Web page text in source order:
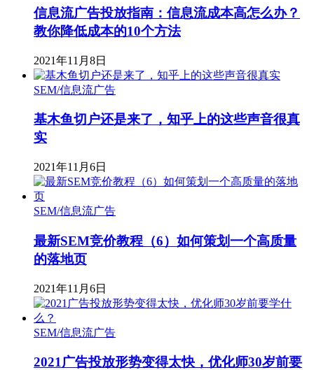
信息流广告投放指南：信息流成本高怎么办？
教你降低成本的10个方法
2021年11月8日
SEM/信息流广告
基木鱼切户还是来了，知乎上的这些声音很真
实
2021年11月6日
SEM/信息流广告
最新SEM竞价教程（6）如何策划一个高质量
的落地页
2021年11月6日
SEM/信息流广告
2021广告投放形势变得太快，优化师30岁前要